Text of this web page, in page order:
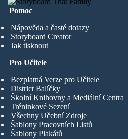
Pomoc
Nápověda a časté dotazy
Storyboard Creator
Jak tisknout
Pro Učitele
Bezplatná Verze pro Učitele
District Balíčky
Školní Knihovny a Mediální Centra
Tréninkové Sezení
Všechny Učební Zdroje
Šablony Pracovních Listů
Šablony Plakátů